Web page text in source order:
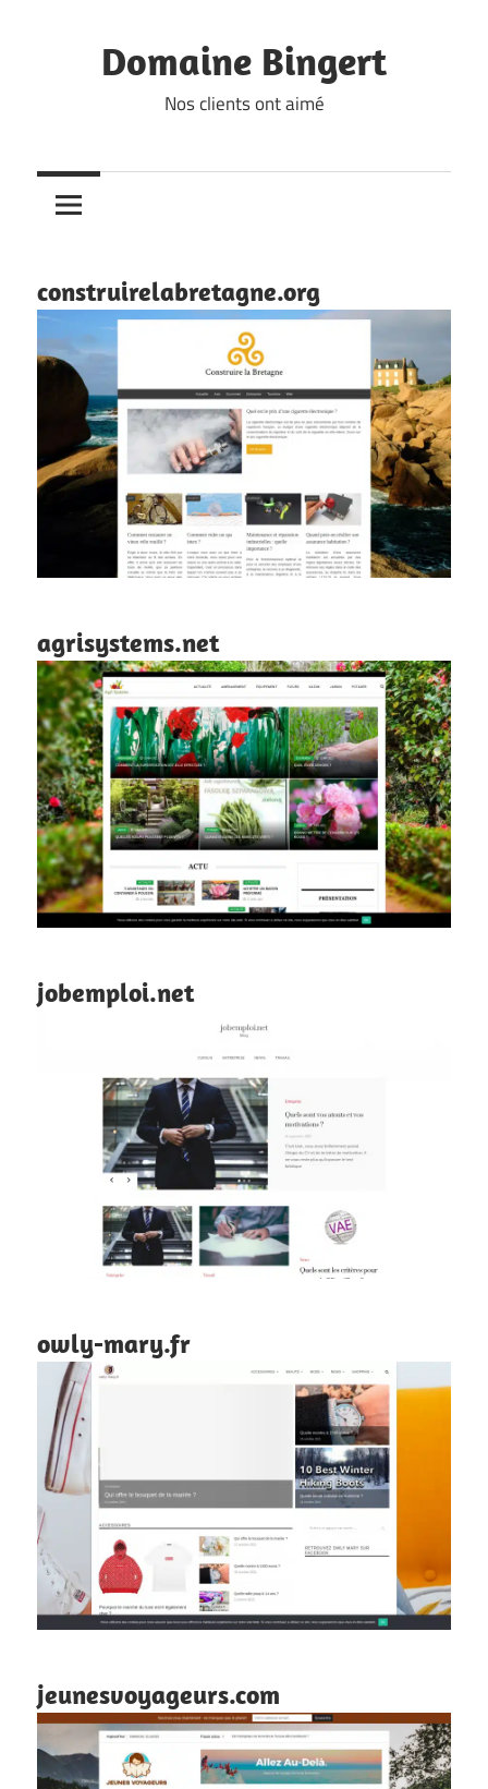
Domaine Bingert
Nos clients ont aimé
construirelabretagne.org
agrisystems.net
jobemploi.net
owly-mary.fr
jeunesvoyageurs.com